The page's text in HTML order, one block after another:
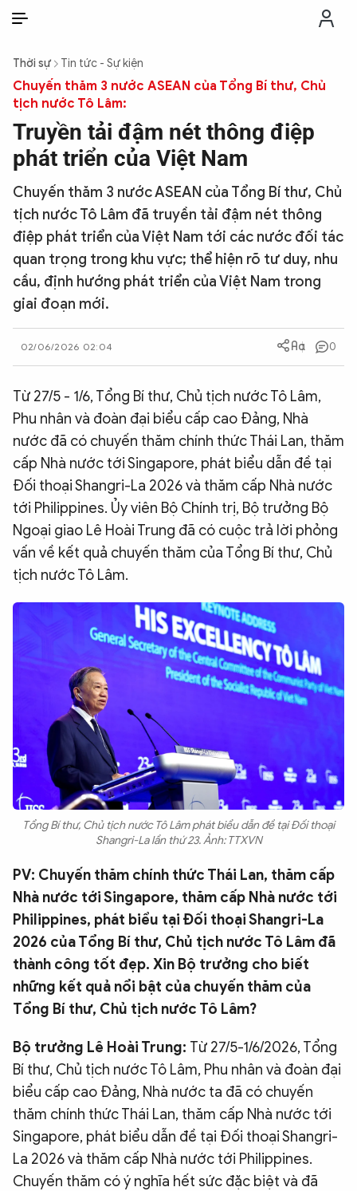
THỜI SỰ
CHỐNG DIỄN BIẾN HÒA BÌNH
XÃ HỘI
PHÁP LUẬT
CÔNG NGHỆ
VĂN HÓA - THỂ THAO
BẠN ĐỌC & CAND
ĐA PHƯƠNG TIỆN
eMagazine
Podcast
Video
Infographic
Chuyên trang An ninh thế giớiVăn nghệ Công an
Chuyên đề
Thời sự Tin tức - Sự kiện
Chuyến thăm 3 nước ASEAN của Tổng Bí thư, Chủ
tịch nước Tô Lâm:
Truyền tải đậm nét thông điệp
phát triển của Việt Nam
Chuyến thăm 3 nước ASEAN của Tổng Bí thư, Chủ
tịch nước Tô Lâm đã truyền tải đậm nét thông
điệp phát triển của Việt Nam tới các nước đối tác
quan trọng trong khu vực; thể hiện rõ tư duy, nhu
cầu, định hướng phát triển của Việt Nam trong
giai đoạn mới.
02/06/2026 02:04 0
Từ 27/5 - 1/6, Tổng Bí thư, Chủ tịch nước Tô Lâm,
Phu nhân và đoàn đại biểu cấp cao Đảng, Nhà
nước đã có chuyến thăm chính thức Thái Lan, thăm
cấp Nhà nước tới Singapore, phát biểu dẫn đề tại
Đối thoại Shangri-La 2026 và thăm cấp Nhà nước
tới Philippines. Ủy viên Bộ Chính trị, Bộ trưởng Bộ
Ngoại giao Lê Hoài Trung đã có cuộc trả lời phỏng
vấn về kết quả chuyến thăm của Tổng Bí thư, Chủ
tịch nước Tô Lâm.
Tổng Bí thư, Chủ tịch nước Tô Lâm phát biểu dẫn đề tại Đối thoại
Shangri-La lần thứ 23. Ảnh: TTXVN
PV: Chuyến thăm chính thức Thái Lan, thăm cấp
Nhà nước tới Singapore, thăm cấp Nhà nước tới
Philippines, phát biểu tại Đối thoại Shangri-La
2026 của Tổng Bí thư, Chủ tịch nước Tô Lâm đã
thành công tốt đẹp. Xin Bộ trưởng cho biết
những kết quả nổi bật của chuyến thăm của
Tổng Bí thư, Chủ tịch nước Tô Lâm?
Bộ trưởng Lê Hoài Trung: Từ 27/5-1/6/2026, Tổng
Bí thư, Chủ tịch nước Tô Lâm, Phu nhân và đoàn đại
biểu cấp cao Đảng, Nhà nước ta đã có chuyến
thăm chính thức Thái Lan, thăm cấp Nhà nước tới
Singapore, phát biểu dẫn đề tại Đối thoại Shangri-
La 2026 và thăm cấp Nhà nước tới Philippines.
Chuyến thăm có ý nghĩa hết sức đặc biệt và đã